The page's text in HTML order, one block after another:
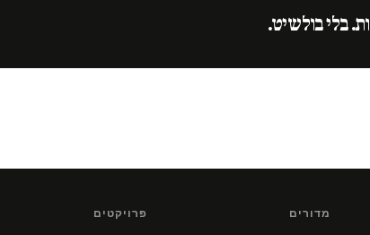
בלי בולשיט.
מדורים פרויקטים